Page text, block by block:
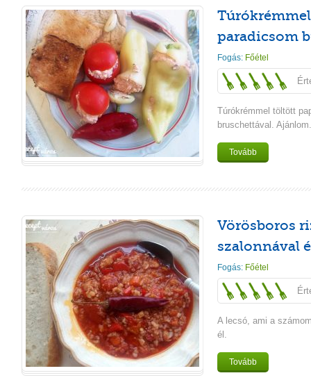
paradicsom
Fogás: Főétel
Túrókrémmel töltött
bruschettával. Ajánlom.
Tovább
Vörösboros
szalonnával
Fogás: Főétel
A lecsó, ami a
él.
Tovább